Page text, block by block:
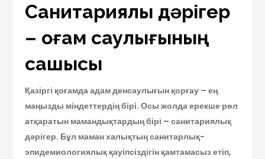
Санитариялық дәрігер
– қоғам саулығының
сақшысы
Қазіргі қоғамда адам денсаулығын қорғау – ең
маңызды міндеттердің бірі. Осы жолда ерекше рөл
атқаратын мамандықтардың бірі – санитариялық
дәрігер. Бұл маман халықтың санитарлық-
эпидемиологиялық қауіпсіздігін қамтамасыз етіп,